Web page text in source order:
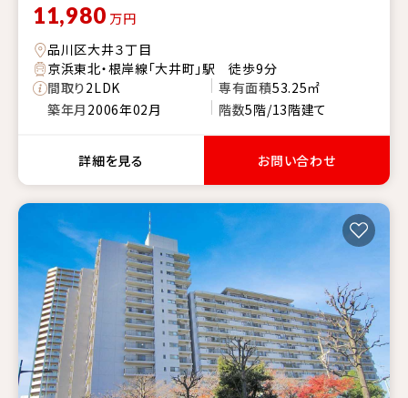
11,980 万円
品川区大井３丁目
京浜東北・根岸線「大井町」駅 徒歩9分
間取り2LDK 専有面積53.25㎡
築年月 2006年02月 階数5階/13階建て
詳細を見る お問い合わせ